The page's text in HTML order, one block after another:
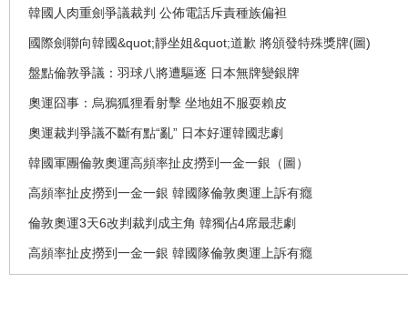
韓國人肉重劍爭議裁判 公佈電話斥責種族偏袒
國際劍聯向韓國&quot;靜坐姐&quot;道歉 將頒發特殊獎牌(圖)
盤點倫敦爭議：羽球八將遭驅逐 日本無牌變銀牌
奧運囧事：烏鴉狐狸看射擊 坐地姐不服耍賴皮
奧運裁判爭議不斷有點“亂” 日本好運韓國悲劇
韓國軍團倫敦奧運高頻率扯皮撈到一金一銀（圖）
高頻率扯皮撈到一金一銀 韓國隊倫敦奧運上訴有癮
倫敦奧運3天6改判裁判成主角 韓獨佔4席最悲劇
高頻率扯皮撈到一金一銀 韓國隊倫敦奧運上訴有癮